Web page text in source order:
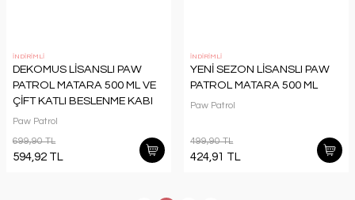
İNDİRİMLİ
DEKOMUS LİSANSLI PAW
PATROL MATARA 500 ML VE
ÇİFT KATLI BESLENME KABI
SETİ
Paw Patrol
699,90 TL
594,92 TL
İNDİRİMLİ
YENİ SEZON LİSANSLI PAW
PATROL MATARA 500 ML
Paw Patrol
499,90 TL
424,91 TL